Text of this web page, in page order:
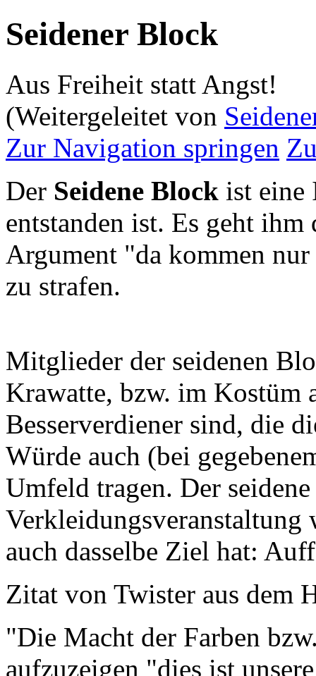
Seidener Block
Aus Freiheit statt Angst!
(Weitergeleitet von
Zur Navigation springen
Der Seidene Block ist eine
entstanden ist. Es geht
Argument "da kommen
zu strafen.
Mitglieder der seidenen
Krawatte, bzw. im Kostüm
Besserverdiener sind, die
Würde auch (bei
Umfeld tragen. Der
Verkleidungsveranstaltung
auch dasselbe Ziel hat:
Zitat von Twister aus dem
"Die Macht der Farben
aufzuzeigen "dies ist